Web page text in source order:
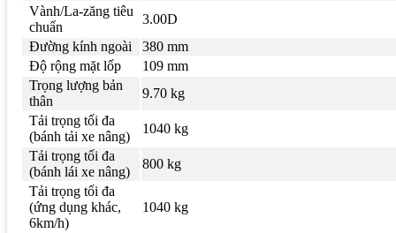
Vành/La-zăng tiêu
chuẩn
3.00D
Đường kính ngoài
380 mm
Độ rộng mặt lốp
109 mm
Trọng lượng bản
thân
9.70 kg
Tải trọng tối đa
(bánh tải xe nâng)
1040 kg
Tải trọng tối đa
(bánh lái xe nâng)
800 kg
Tải trọng tối đa
(ứng dụng khác,
6km/h)
1040 kg